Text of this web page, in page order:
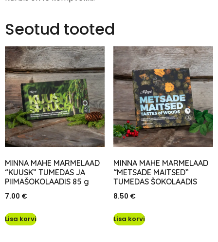
Seotud tooted
MINNA MAHE MARMELAAD
“KUUSK” TUMEDAS JA
PIIMAŠOKOLAADIS 85 g
7.00 €
Lisa korvi
MINNA MAHE MARMELAAD
“METSADE MAITSED”
TUMEDAS ŠOKOLAADIS
8.50 €
Lisa korvi